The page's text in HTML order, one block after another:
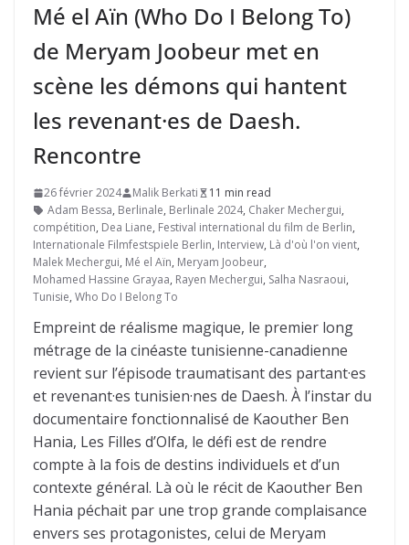
Mé el Aïn (Who Do I Belong To)
de Meryam Joobeur met en
scène les démons qui hantent
les revenant·es de Daesh.
Rencontre
26 février 2024 Malik Berkati
11 min read
Adam Bessa, Berlinale, Berlinale 2024, Chaker Mechergui,
compétition, Dea Liane, Festival international du film de Berlin,
Internationale Filmfestspiele Berlin, Interview, Là d'où l'on vient,
Malek Mechergui, Mé el Aïn, Meryam Joobeur,
Mohamed Hassine Grayaa, Rayen Mechergui, Salha Nasraoui,
Tunisie, Who Do I Belong To
Empreint de réalisme magique, le premier long
métrage de la cinéaste tunisienne-canadienne
revient sur l’épisode traumatisant des partant·es
et revenant·es tunisien·nes de Daesh. À l’instar du
documentaire fonctionnalisé de Kaouther Ben
Hania, Les Filles d’Olfa, le défi est de rendre
compte à la fois de destins individuels et d’un
contexte général. Là où le récit de Kaouther Ben
Hania péchait par une trop grande complaisance
envers ses protagonistes, celui de Meryam